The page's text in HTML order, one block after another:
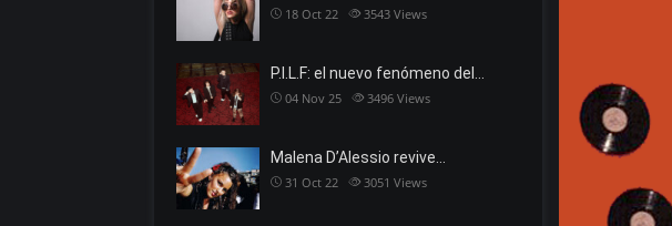
18 Oct 22 3543 Views
P.I.L.F: el nuevo fenómeno del…
04 Nov 25 3496 Views
Malena D’Alessio revive…
31 Oct 22 3051 Views